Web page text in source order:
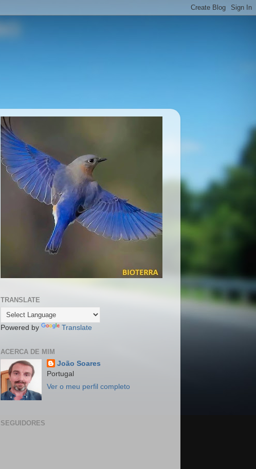
TRANSLATE
Powered by Translate
ACERCA DE MIM
João Soares
Portugal
Ver o meu perfil completo
SEGUIDORES